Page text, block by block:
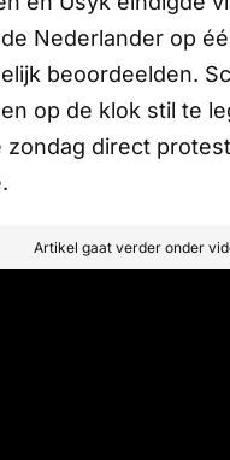
Nederlander op
beoordeelden.
op de klok stil te
zondag direct
Artikel gaat verder onder